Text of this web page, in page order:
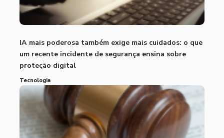
IA mais poderosa também exige mais cuidados: o que
um recente incidente de segurança ensina sobre
proteção digital
Tecnologia